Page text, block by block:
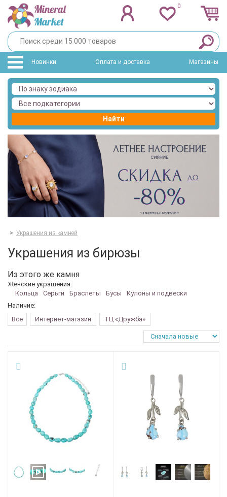
0
Новинки Оплата и доставка Магазины
Найти
> Украшения из камней
Украшения из бирюзы
Из этого же камня
Женские украшения:
Кольца
Серьги Браслеты Бусы
Кулоны и подвески
Наличие:
Все
Интернет-магазин ТЦ «Дружба»